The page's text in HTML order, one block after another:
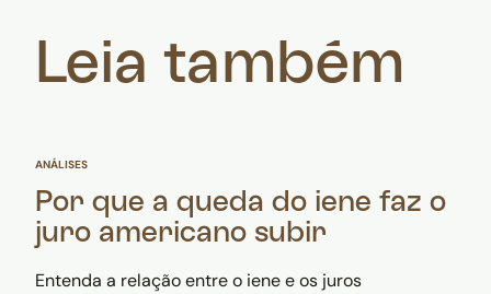
Leia também
ANÁLISES
Por que a queda do iene faz o
juro americano subir
Entenda a relação entre o iene e os juros